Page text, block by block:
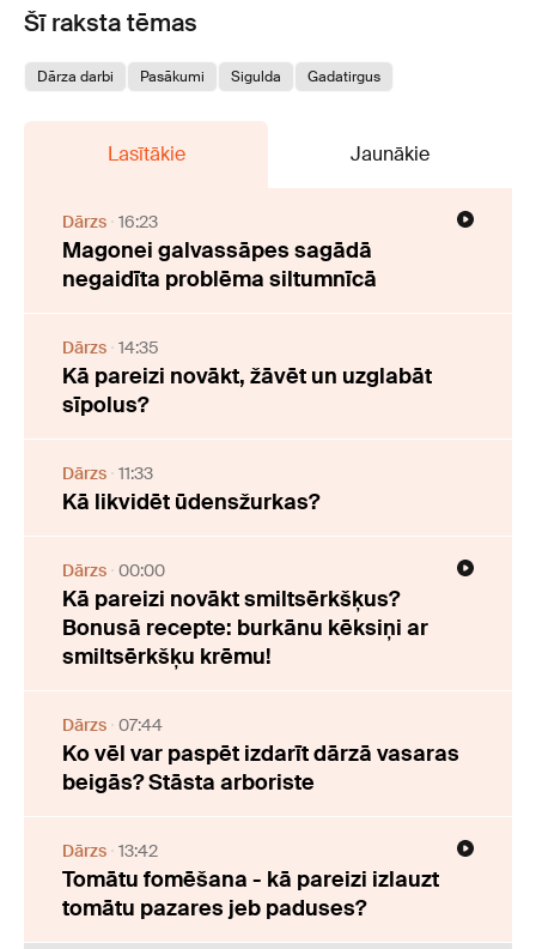
Šī raksta tēmas
Dārza darbi Pasākumi Sigulda Gadatirgus
Lasītākie Jaunākie
Dārzs 16:23
Magonei galvassāpes sagādā
negaidīta problēma siltumnīcā
Dārzs 14:35
Kā pareizi novākt, žāvēt un uzglabāt
sīpolus?
Dārzs 11:33
Kā likvidēt ūdensžurkas?
Dārzs 00:00
Kā pareizi novākt smiltsērkšķus?
Bonusā recepte: burkānu kēksiņi ar
smiltsērkšķu krēmu!
Dārzs 07:44
Ko vēl var paspēt izdarīt dārzā vasaras
beigās? Stāsta arboriste
Dārzs 13:42
Tomātu fomēšana - kā pareizi izlauzt
tomātu pazares jeb paduses?